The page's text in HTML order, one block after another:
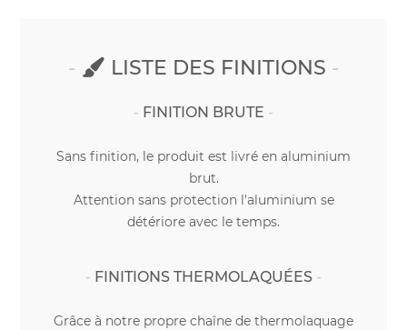
LISTE DES FINITIONS
FINITION BRUTE
Sans finition, le produit est livré en aluminium
brut.
Attention sans protection l'aluminium se
détériore avec le temps.
FINITIONS THERMOLAQUÉES
Grâce à notre propre chaîne de thermolaquage